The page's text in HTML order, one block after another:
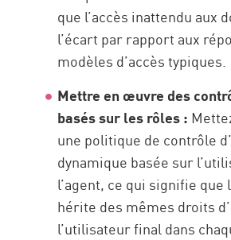
que l’accès inattendu aux
l’écart par rapport aux
modèles d’accès typiques.
Mettre en œuvre des
basés sur les rôles :
une politique de contrôle
dynamique basée sur
l’agent, ce qui signifie que
hérite des mêmes droits
l’utilisateur final dans